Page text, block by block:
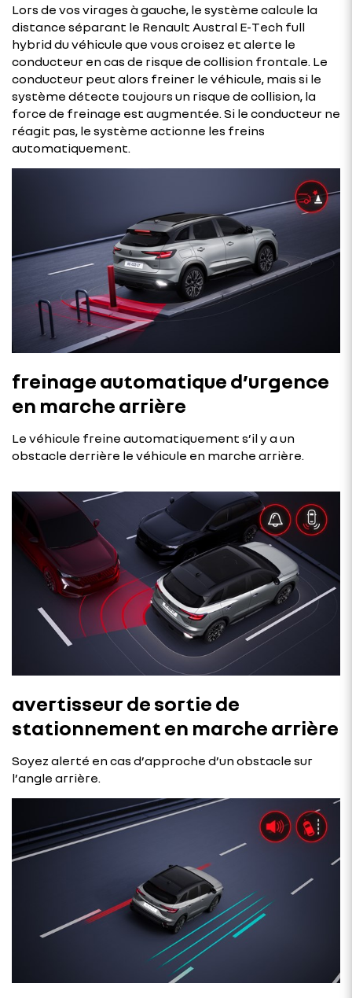
Lors de vos virages à gauche, le système calcule la
distance séparant le Renault Austral E-Tech full
hybrid du véhicule que vous croisez et alerte le
conducteur en cas de risque de collision frontale. Le
conducteur peut alors freiner le véhicule, mais si le
système détecte toujours un risque de collision, la
force de freinage est augmentée. Si le conducteur ne
réagit pas, le système actionne les freins
automatiquement.
freinage automatique d’urgence
en marche arrière
Le véhicule freine automatiquement s’il y a un
obstacle derrière le véhicule en marche arrière.
avertisseur de sortie de
stationnement en marche arrière
Soyez alerté en cas d’approche d’un obstacle sur
l’angle arrière.